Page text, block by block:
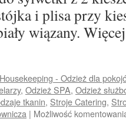
i plisa przy
wiązany.
Housekeeping - Odzież dla
, Odzież SPA, Odzież
tkanin, Stroje Catering,
| Możliwość